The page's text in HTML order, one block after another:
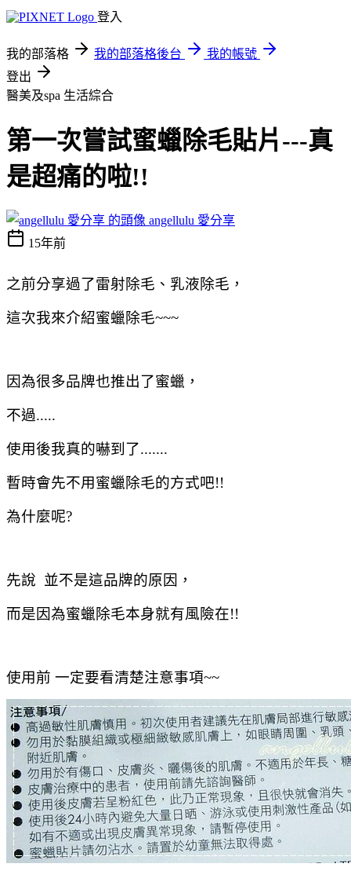
登入
我的部落格 我的部落格後台
我的帳號
登出
醫美及spa 生活綜合
第一次嘗試蜜蠟除毛貼片---真
是超痛的啦!!
angellulu 愛分享
15年前
之前分享過了雷射除毛、乳液除毛，
這次我來介紹蜜蠟除毛~~~
因為很多品牌也推出了蜜蠟，
不過.....
使用後我真的嚇到了.......
暫時會先不用蜜蠟除毛的方式吧!!
為什麼呢?
先說 並不是這品牌的原因，
而是因為蜜蠟除毛本身就有風險在!!
使用前 一定要看清楚注意事項~~